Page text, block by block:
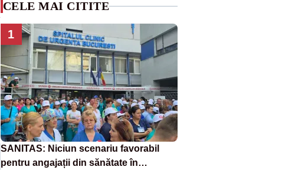
CELE MAI CITITE
1
SANITAS: Niciun scenariu favorabil
pentru angajații din sănătate în